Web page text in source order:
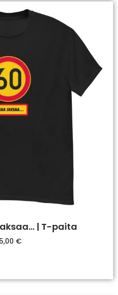
| T-paita
€